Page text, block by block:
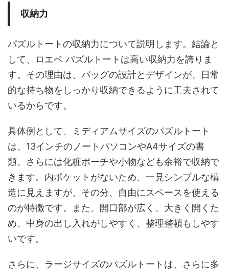
収納力
パズルトートの収納力について説明します。結論と
して、ロエベ パズルトートは高い収納力を誇りま
す。その理由は、バッグの設計とデザインが、日常
的な持ち物をしっかり収納できるように工夫されて
いるからです。
具体例として、ミディアムサイズのパズルトート
は、13インチのノートパソコンやA4サイズの書
類、さらには化粧ポーチや小物なども余裕で収納で
きます。内ポケットがないため、一見シンプルな構
造に見えますが、その分、自由にスペースを使える
のが特徴です。また、開口部が広く、大きく開くた
め、中身の出し入れがしやすく、整理整頓もしやす
いです。
さらに、ラージサイズのパズルトートは、さらに多